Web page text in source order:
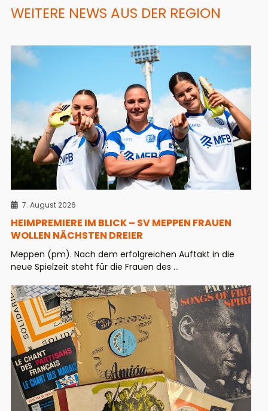
WEITERE NEWS AUS DER REGION
7. August 2026
HEIMPREMIERE IM BLICK – SV MEPPEN FRAUEN
WOLLEN NÄCHSTEN DREIER
Meppen (pm). Nach dem erfolgreichen Auftakt in die
neue Spielzeit steht für die Frauen des ...